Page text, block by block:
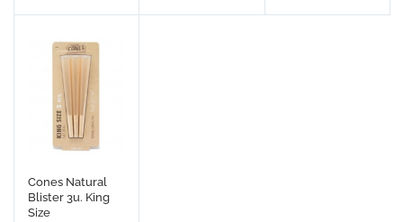
Cones Natural
Blister 3u. King
Size